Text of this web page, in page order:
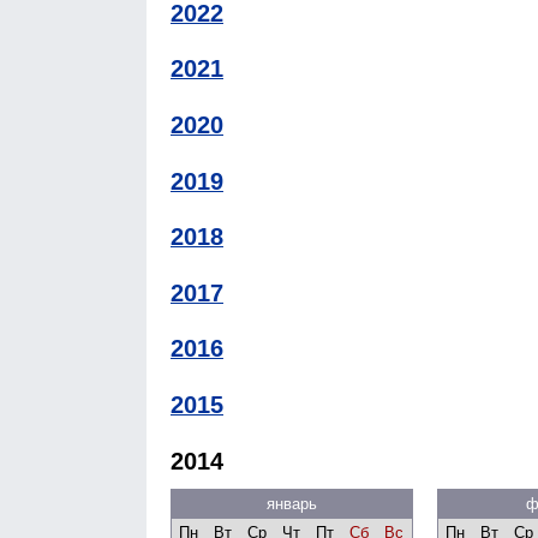
2022
2021
2020
2019
2018
2017
2016
2015
2014
январь
Пн
Вт Ср Чт Пт Сб
Вс
Пн
Вт Ср